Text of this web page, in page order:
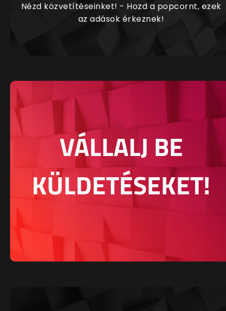
Nézd közvetítéseinket! - Hozd a popcornt, ezek
az adások érkeznek!
VÁLLALJ BE
KÜLDETÉSEKET!